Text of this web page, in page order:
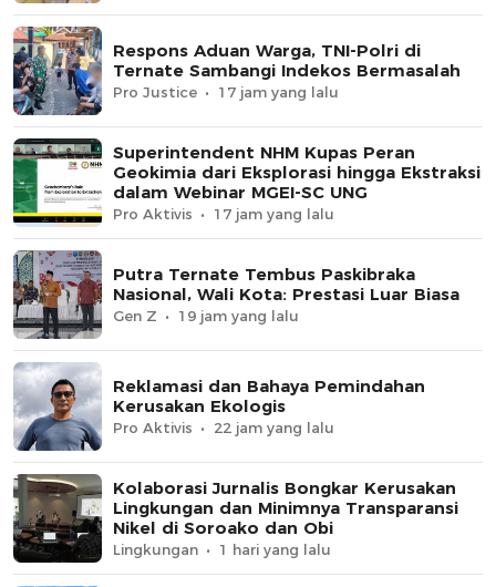
Respons Aduan Warga, TNI-Polri di
Ternate Sambangi Indekos Bermasalah
Pro Justice 17 jam yang lalu
Superintendent NHM Kupas Peran
Geokimia dari Eksplorasi hingga Ekstraksi
dalam Webinar MGEI-SC UNG
Pro Aktivis 17 jam yang lalu
Putra Ternate Tembus Paskibraka
Nasional, Wali Kota: Prestasi Luar Biasa
Gen Z 19 jam yang lalu
Reklamasi dan Bahaya Pemindahan
Kerusakan Ekologis
Pro Aktivis 22 jam yang lalu
Kolaborasi Jurnalis Bongkar Kerusakan
Lingkungan dan Minimnya Transparansi
Nikel di Soroako dan Obi
Lingkungan 1 hari yang lalu